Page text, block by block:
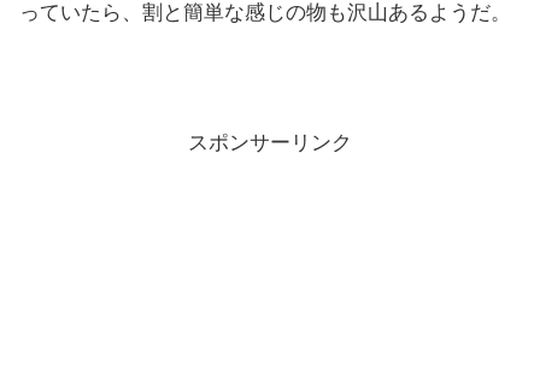
っていたら、割と簡単な感じの物も沢山あるようだ。
スポンサーリンク